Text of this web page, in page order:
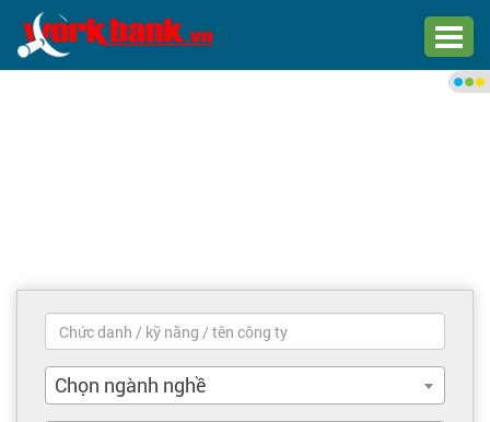
Trang chủ
Việc làm mới nhất
Chọn ngành nghề